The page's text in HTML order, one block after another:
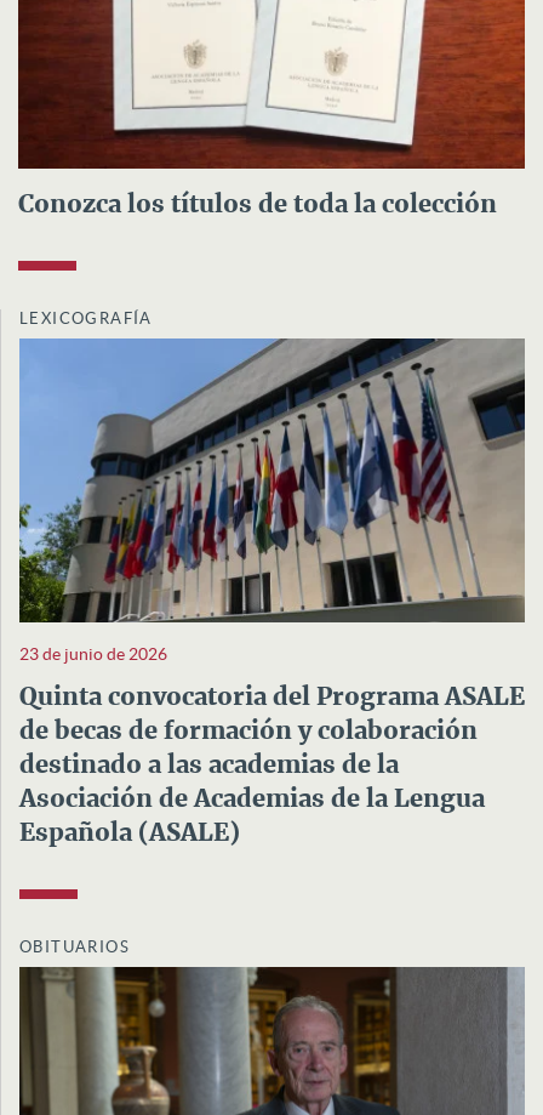
Conozca los títulos de toda la colección
LEXICOGRAFÍA
23 de junio de 2026
Quinta convocatoria del Programa ASALE
de becas de formación y colaboración
destinado a las academias de la
Asociación de Academias de la Lengua
Española (ASALE)
OBITUARIOS